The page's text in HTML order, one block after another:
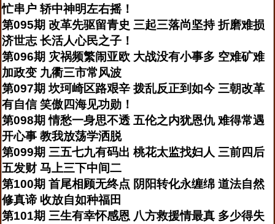
忙串户 轿中神明左右摇！
第095期 改革先驱留青史 三起三落尚坚持 折磨难损
济世志 长活人心民之子！
第096期 灾祸频繁闹亚欧 大战没有小事多 空难矿难
加政变 九衢三市常风波
第097期 坎珂崎区路艰辛 拨乱反正到如今 三朝改革
有自信 笑傲四海见功勋！
第098期 情愁一身思不透 五伦之内犹恩仇 难得常遇
开心事 教我放荡学洒脱
第099期 三五七九有码出 桃花太监找妇人 三前四后
五发财 马上三下中间二
第100期 首尾相顾无终点 阴阳转化永缠绵 道法自然
修真谛 收放自如种福田
第101期 三生有幸怀感恩 八方救援情最真 多少得失